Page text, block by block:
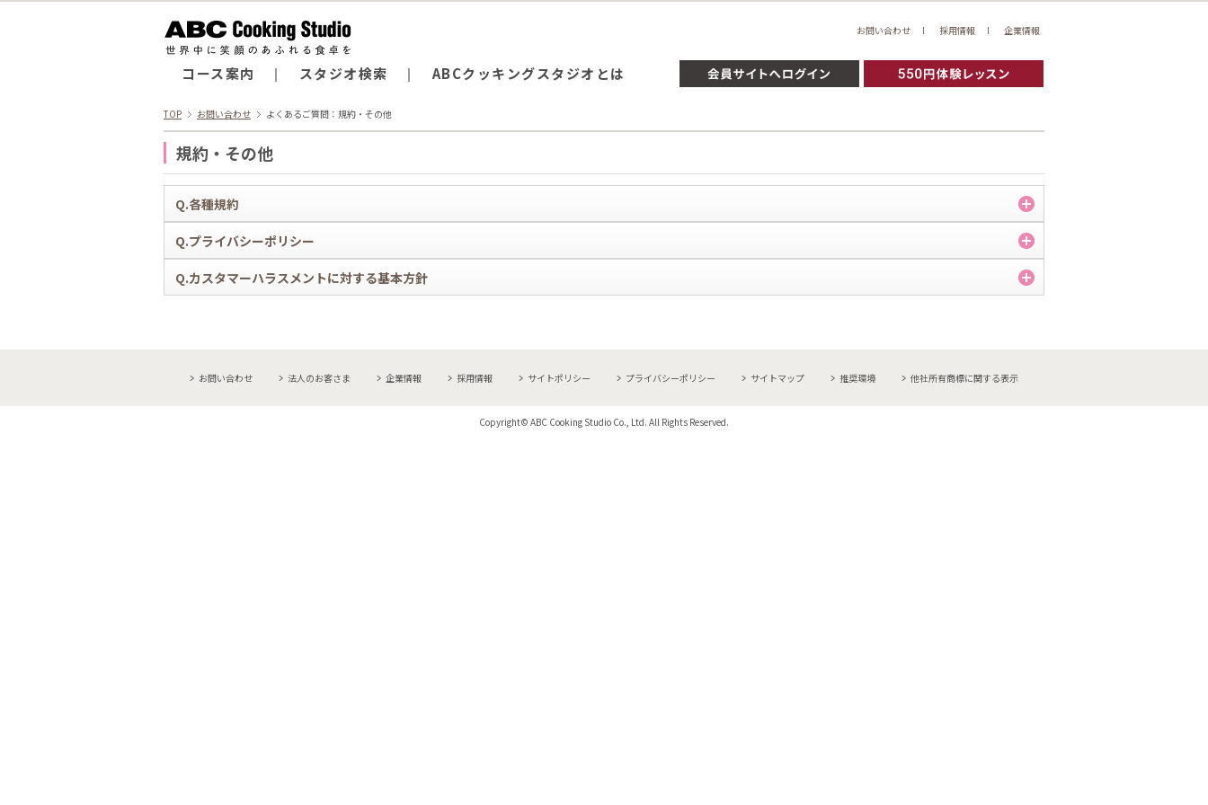
コース案内 スタジオ検索 ABCクッキングスタジオとは
お問い合わせ 採用情報 企業情報
TOP お問い合わせ よくあるご質問：規約・その他
規約・その他
Q.各種規約
A.
ABCクッキングスタジオ会員規約
ABCライセンス規約
1dayレッスン規約
Q.プライバシーポリシー
A.
個人情報の取り扱いに関する方針（プライバシーポリシー）
Q.カスタマーハラスメントに対する基本方針
お問い合わせ 法人のお客さま 企業情報 採用情報 サイトポリシー プライバシーポリシー サイトマップ 推奨環境 他社所有商標に関する表示
Copyright© ABC Cooking Studio Co., Ltd. All Rights Reserved.